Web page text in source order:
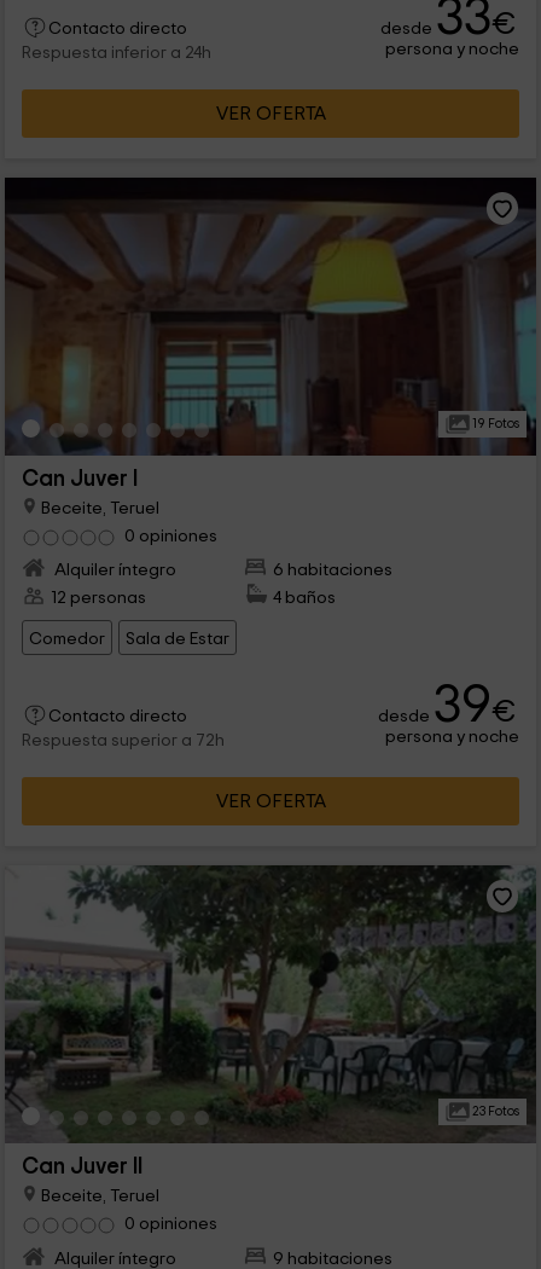
Contacto directo
Respuesta inferior a 24h
desde 33€
persona y noche
VER OFERTA
19 Fotos
Can Juver I
Beceite, Teruel
0 opiniones
Alquiler íntegro
6 habitaciones
12 personas
4 baños
Comedor Sala de Estar
Contacto directo
Respuesta superior a 72h
desde 39€
persona y noche
VER OFERTA
23 Fotos
Can Juver II
Beceite, Teruel
0 opiniones
Alquiler íntegro
9 habitaciones